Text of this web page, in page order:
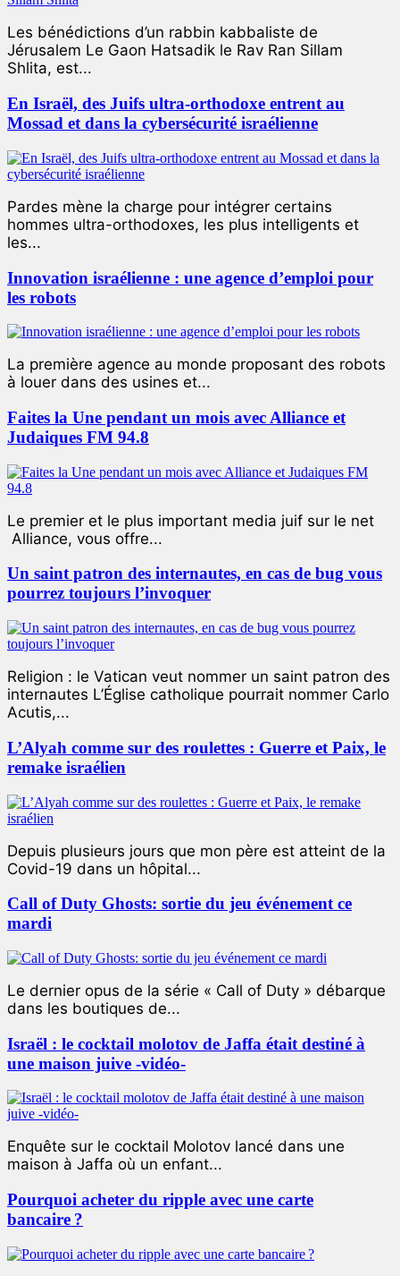
Les bénédictions d’un rabbin kabbaliste de
Jérusalem Le Gaon Hatsadik le Rav Ran Sillam
Shlita, est...
En Israël, des Juifs ultra-orthodoxe entrent au
Mossad et dans la cybersécurité israélienne
Pardes mène la charge pour intégrer certains
hommes ultra-orthodoxes, les plus intelligents et
les...
Innovation israélienne : une agence d’emploi pour
les robots
La première agence au monde proposant des robots
à louer dans des usines et...
Faites la Une pendant un mois avec Alliance et
Judaiques FM 94.8
Le premier et le plus important media juif sur le net
Alliance, vous offre...
Un saint patron des internautes, en cas de bug vous
pourrez toujours l’invoquer
Religion : le Vatican veut nommer un saint patron des
internautes L’Église catholique pourrait nommer Carlo
Acutis,...
L’Alyah comme sur des roulettes : Guerre et Paix, le
remake israélien
Depuis plusieurs jours que mon père est atteint de la
Covid-19 dans un hôpital...
Call of Duty Ghosts: sortie du jeu événement ce
mardi
Le dernier opus de la série « Call of Duty » débarque
dans les boutiques de...
Israël : le cocktail molotov de Jaffa était destiné à
une maison juive -vidéo-
Enquête sur le cocktail Molotov lancé dans une
maison à Jaffa où un enfant...
Pourquoi acheter du ripple avec une carte
bancaire ?